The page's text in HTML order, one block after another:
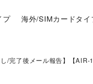
プ 海外/SIMカードタイ
し/完了後メール報告】【